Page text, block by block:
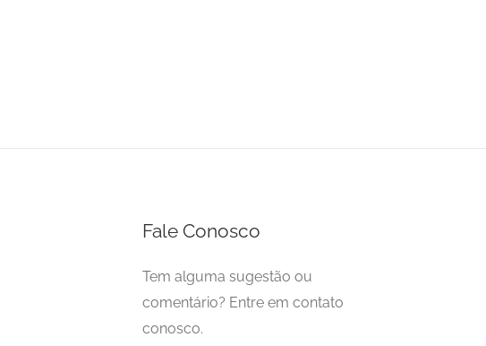
Fale Conosco
Tem alguma sugestão ou
comentário? Entre em contato
conosco.